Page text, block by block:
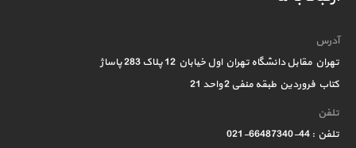
آدرس
تهران مقابل دانشگاه تهران اول خیابان 12 پلاک 283 پاساژ
کتاب فروردین طبقه منفی 2 واحد 21
تلفن
تلفن : 44-66487340-021